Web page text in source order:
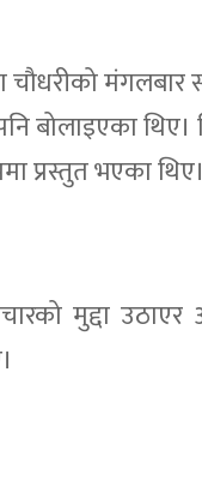
मंगलबार
बोलाइएका थिए।
प्रस्तुत भएका थिए।
मुद्दा